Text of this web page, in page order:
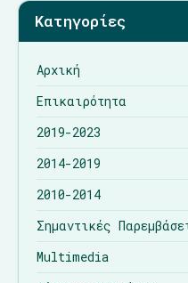
Κατηγορίες
Αρχική
Επικαιρότητα
2019-2023
2014-2019
2010-2014
Σημαντικές
Multimedia